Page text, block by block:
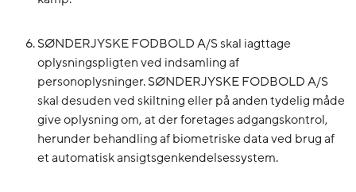
SØNDERJYSKE FODBOLD A/S skal iagttage
oplysningspligten ved indsamling af
personoplysninger. SØNDERJYSKE FODBOLD A/S
skal desuden ved skiltning eller på anden tydelig måde
give oplysning om, at der foretages adgangskontrol,
herunder behandling af biometriske data ved brug af
et automatisk ansigtsgenkendelsessystem.